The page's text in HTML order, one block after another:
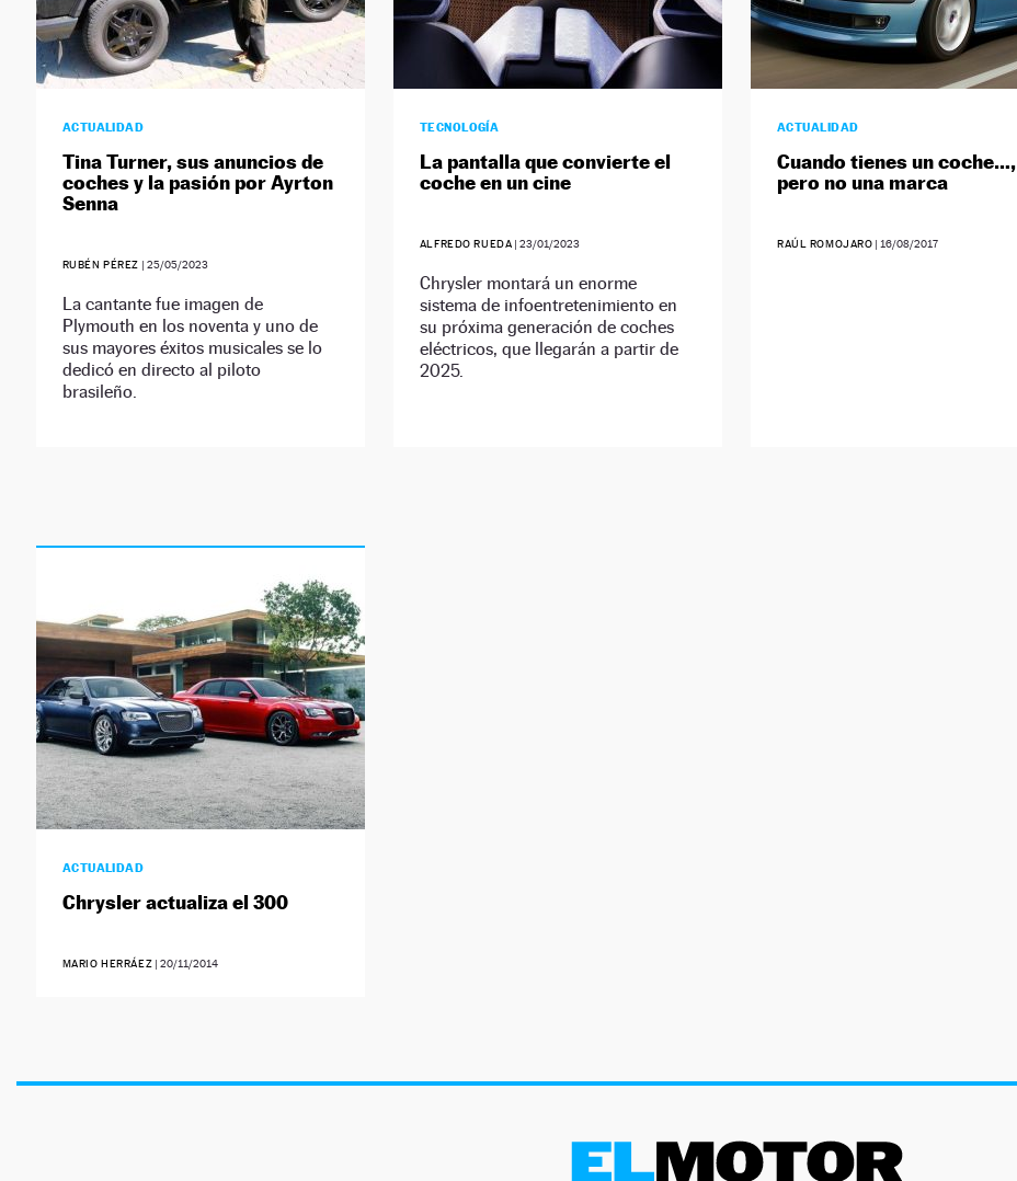
ACTUALIDAD
Tina Turner, sus anuncios de
coches y la pasión por Ayrton
Senna
RUBÉN PÉREZ |25/05/2023
La cantante fue imagen de
Plymouth en los noventa y uno de
sus mayores éxitos musicales se lo
dedicó en directo al piloto
brasileño.
TECNOLOGÍA
La pantalla que convierte el
coche en un cine
ALFREDO RUEDA |23/01/2023
Chrysler montará un enorme
sistema de infoentretenimiento en
su próxima generación de coches
eléctricos, que llegarán a partir de
2025.
ACTUALIDAD
Cuando tienes un coche…,
pero no una marca
RAÚL ROMOJARO | 16/08/2017
ACTUALIDAD
Chrysler actualiza el 300
MARIO HERRÁEZ |20/11/2014